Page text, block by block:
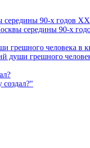
середины 90-х
души грешного